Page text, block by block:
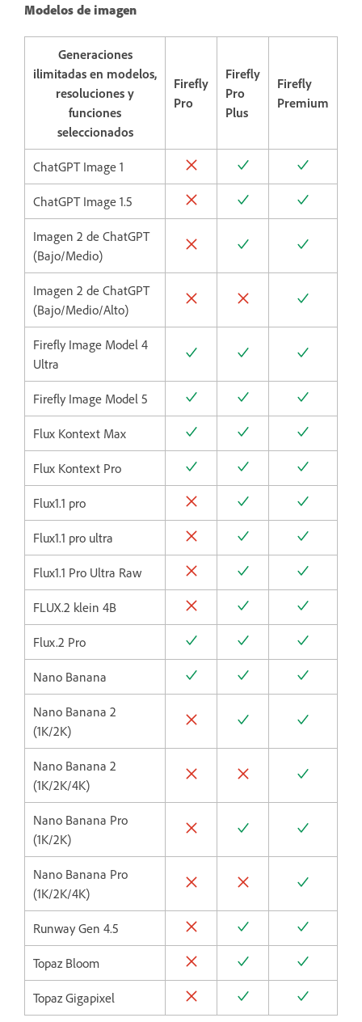
Modelos de imagen
Generaciones
ilimitadas en modelos,
resoluciones y
funciones
seleccionados
Firefly
Pro
Firefly
Pro
Plus
Firefly
Premium
ChatGPT Image 1
ChatGPT Image 1.5
Imagen 2 de ChatGPT
(Bajo/Medio)
Imagen 2 de ChatGPT
(Bajo/Medio/Alto)
Firefly Image Model 4
Ultra
Firefly Image Model 5
Flux Kontext Max
Flux Kontext Pro
Flux1.1 pro
Flux1.1 pro ultra
Flux1.1 Pro Ultra Raw
FLUX.2 klein 4B
Flux.2 Pro
Nano Banana
Nano Banana 2
(1K/2K)
Nano Banana 2
(1K/2K/4K)
Nano Banana Pro
(1K/2K)
Nano Banana Pro
(1K/2K/4K)
Runway Gen 4.5
Topaz Bloom
Topaz Gigapixel